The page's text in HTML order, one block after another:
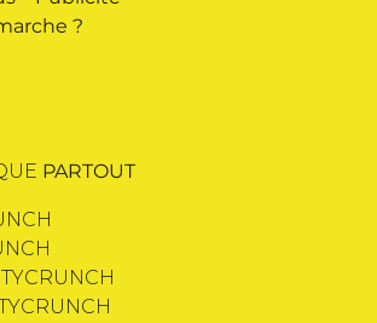
?
PARTOUT